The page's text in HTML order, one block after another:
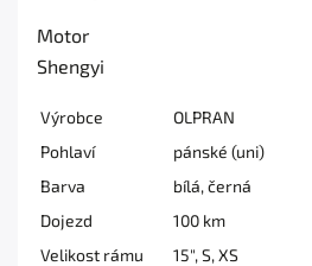
Motor
Shengyi
Výrobce
OLPRAN
Pohlaví
pánské (uni)
Barva
bílá, černá
Dojezd
100 km
Velikost rámu
15", S, XS